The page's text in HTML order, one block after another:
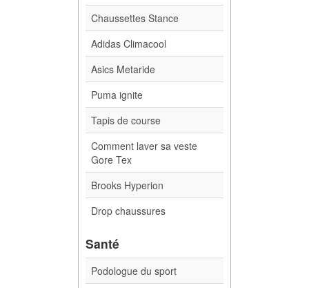
Chaussettes Stance
Adidas Climacool
Asics Metaride
Puma ignite
Tapis de course
Comment laver sa veste
Gore Tex
Brooks Hyperion
Drop chaussures
Santé
Podologue du sport